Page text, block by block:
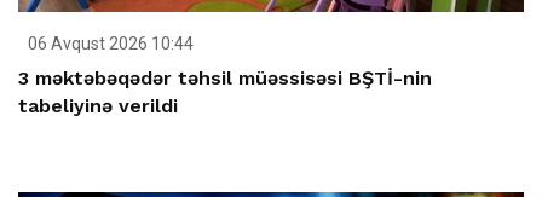
06 Avqust 2026 10:44
3 məktəbəqədər təhsil müəssisəsi BŞTİ-nin
tabeliyinə verildi